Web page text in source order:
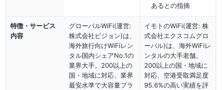
あるとの指摘
特徴・サービス
内容
グローバルWiFi(運営:
株式会社ビジョン)は、
海外旅行向けWiFiレン
タル国内シェアNo.1の
業界大手。200以上の
国・地域に対応、業界
最安水準で大容量プラ
イモトのWiFi(運営: 株
式会社エクスコムグロ
ーバル)は、海外WiFiレ
ンタルの大手老舗。
200以上の国・地域に
対応、空港受取満足度
95.6%の高い実績を評